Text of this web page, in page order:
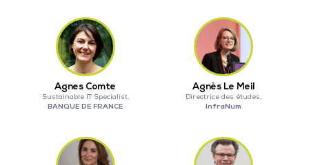
Agnes Comte
Sustainable IT Specialist,
BANQUE DE FRANCE
Agnès Le Meil
Directrice des études,
InfraNum